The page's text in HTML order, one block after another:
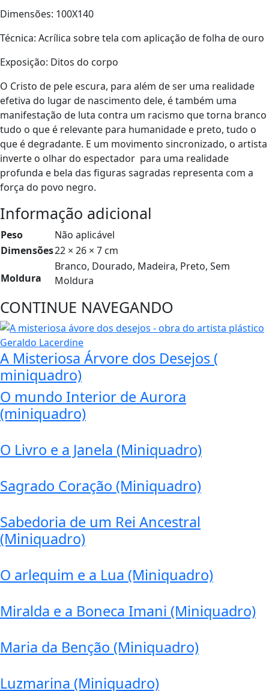
Dimensões: 100X140
Técnica: Acrílica sobre tela com aplicação de folha de ouro
Exposição: Ditos do corpo
O Cristo de pele escura, para além de ser uma realidade
efetiva do lugar de nascimento dele, é também uma
manifestação de luta contra um racismo que torna branco
tudo o que é relevante para humanidade e preto, tudo o
que é degradante. E um movimento sincronizado, o artista
inverte o olhar do espectador para uma realidade
profunda e bela das figuras sagradas representa com a
força do povo negro.
Informação adicional
Peso
Não aplicável
Dimensões22 × 26 × 7 cm
Moldura
Branco, Dourado, Madeira, Preto, Sem
Moldura
CONTINUE NAVEGANDO
A Misteriosa Árvore dos Desejos (
miniquadro)
O mundo Interior de Aurora
(miniquadro)
O Livro e a Janela (Miniquadro)
Sagrado Coração (Miniquadro)
Sabedoria de um Rei Ancestral
(Miniquadro)
O arlequim e a Lua (Miniquadro)
Miralda e a Boneca Imani (Miniquadro)
Maria da Benção (Miniquadro)
Luzmarina (Miniquadro)